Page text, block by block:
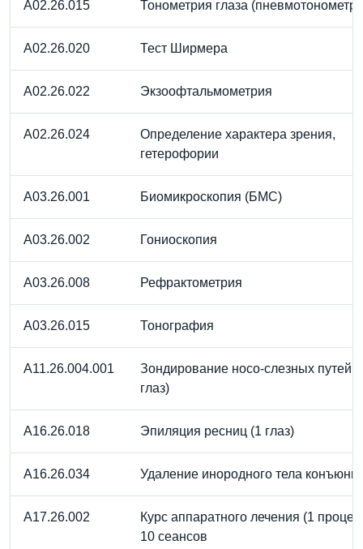
A02.26.015 Тонометрия глаза
A02.26.020 Тест Ширмера
A02.26.022 Экзоофтальмометрия
A02.26.024
Определение характера зрения,
гетерофории
A03.26.001 Биомикроскопия (БМС)
A03.26.002 Гониоскопия
A03.26.008 Рефрактометрия
A03.26.015 Тонография
A11.26.004.001
Зондирование носо-слезных путей
глаз)
A16.26.018 Эпиляция ресниц (1 глаз)
A16.26.034 Удаление инородного тела
A17.26.002
Курс аппаратного лечения (1
10 сеансов